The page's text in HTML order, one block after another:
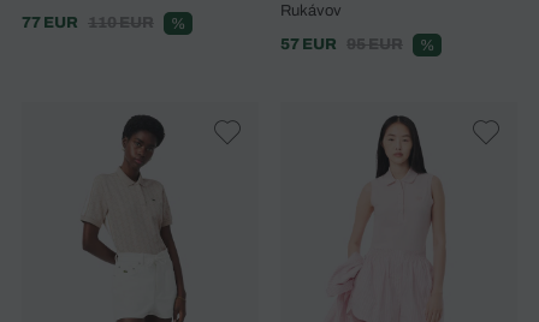
77 EUR
110 EUR %
Rukávov
57 EUR
95 EUR %